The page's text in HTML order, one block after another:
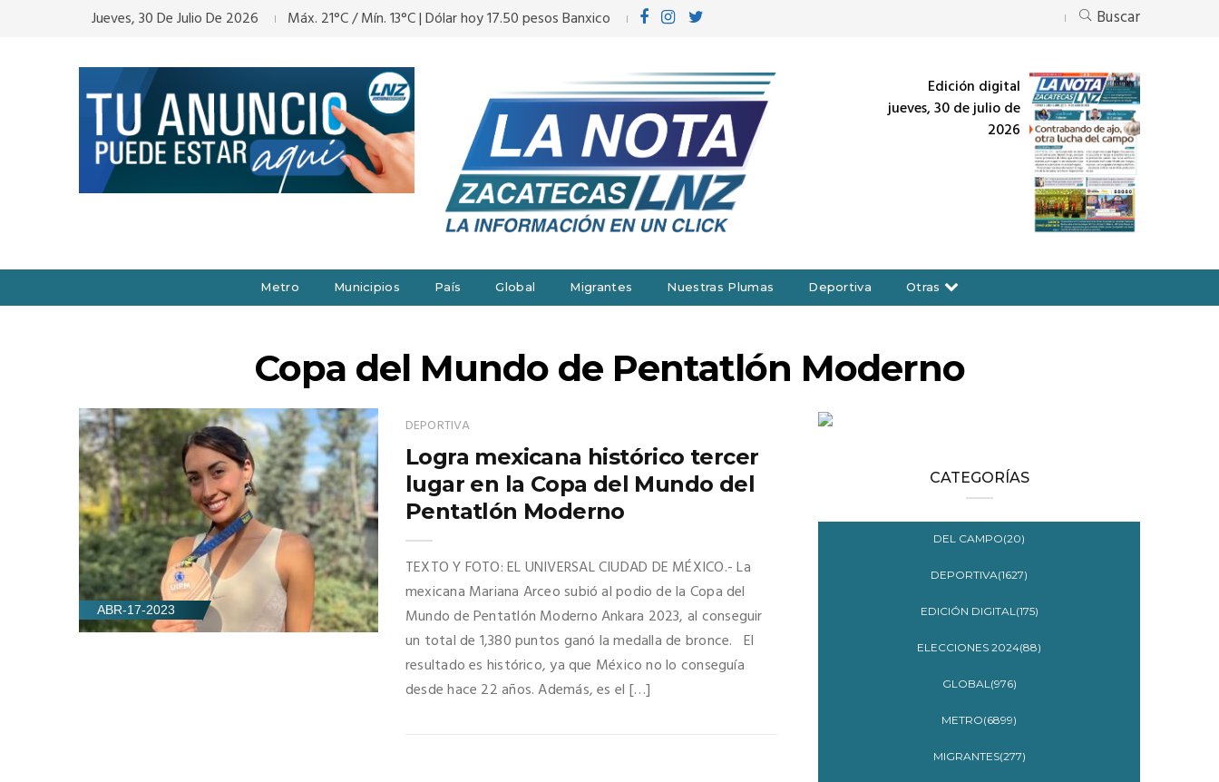
Jueves, 30 De Julio De 2026 Máx. 21°C / Mín. 13°C | Dólar hoy 17.50 pesos Banxico Buscar
Edición digital
jueves, 30 de julio de
2026
Metro Municipios País Global Migrantes Nuestras Plumas Deportiva Otras
Copa del Mundo de Pentatlón Moderno
ABR-17-2023
DEPORTIVA
Logra mexicana histórico tercer
lugar en la Copa del Mundo del
Pentatlón Moderno
TEXTO Y FOTO: EL UNIVERSAL CIUDAD DE MÉXICO.- La
mexicana Mariana Arceo subió al podio de la Copa del
Mundo de Pentatlón Moderno Ankara 2023, al conseguir
un total de 1,380 puntos ganó la medalla de bronce. El
resultado es histórico, ya que México no lo conseguía
desde hace 22 años. Además, es el […]
CATEGORÍAS
DEL CAMPO(20)
DEPORTIVA(1627)
EDICIÓN DIGITAL(175)
ELECCIONES 2024(88)
GLOBAL(976)
METRO(6899)
MIGRANTES(277)